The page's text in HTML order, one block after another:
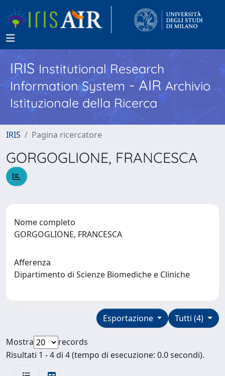
IRISInstitutional Research
Information System - AIR Archivio
Istituzionale della Ricerca
IRIS Pagina ricercatore
GORGOGLIONE, FRANCESCA
Nome completo
GORGOGLIONE, FRANCESCA
Afferenza
Dipartimento di Scienze Biomediche e Cliniche
Tutti (4)
Esportazione
Mostra
records
Risultati 1 - 4 di 4 (tempo di esecuzione: 0.0 secondi).